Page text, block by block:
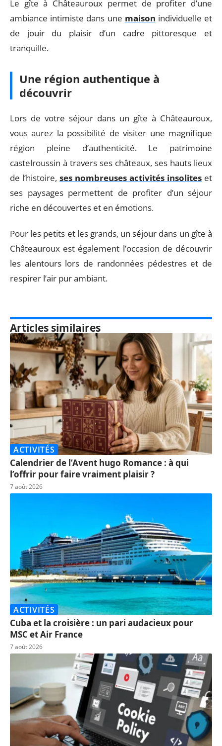
Le gîte à Châteauroux permet de profiter d’une
ambiance intimiste dans une maison individuelle et
de jouir du plaisir d’un cadre pittoresque et
tranquille.
Une région authentique à
découvrir
Lors de votre séjour dans un gîte à Châteauroux,
vous aurez la possibilité de visiter une magnifique
région pleine d’authenticité. Le patrimoine
castelroussin à travers ses châteaux, ses hauts lieux
de l’histoire, ses nombreuses activités insolites et
ses paysages permettent de profiter d’un séjour
riche en découvertes et en émotions.
Pour les petits et les grands, un séjour dans un gîte à
Châteauroux est également l’occasion de découvrir
les alentours lors de randonnées pédestres et de
respirer l’air pur ambiant.
Articles similaires
ACTIVITÉS
Calendrier de l’Avent hugo Romance : à qui
l’offrir pour faire vraiment plaisir ?
7 août 2026
ACTIVITÉS
Cuba et la croisière : un pari audacieux pour
MSC et Air France
7 août 2026